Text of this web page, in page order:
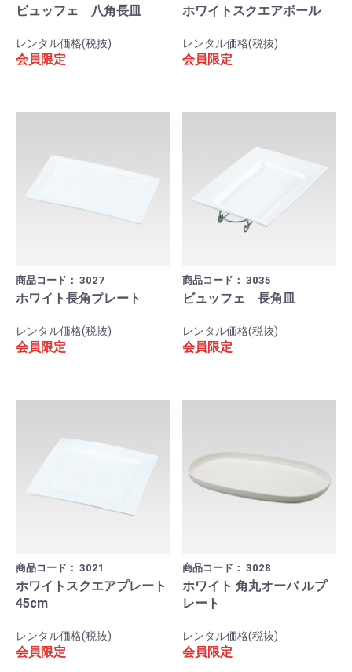
ビュッフェ 八角長皿
レンタル価格(税抜)
会員限定
ホワイトスクエアボール
レンタル価格(税抜)
会員限定
商品コード： 3027
ホワイト長角プレート
レンタル価格(税抜)
会員限定
商品コード： 3035
ビュッフェ 長角皿
レンタル価格(税抜)
会員限定
商品コード： 3021
ホワイトスクエアプレート
45cm
レンタル価格(税抜)
会員限定
商品コード： 3028
ホワイト 角丸オーバ ルプ
レート
レンタル価格(税抜)
会員限定